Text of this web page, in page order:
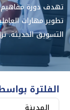
تهدف دورة مفاهيم
تطوير مهارات
التسويق الحديثة.
العلامة
تطبيق المعايير
الفلترة